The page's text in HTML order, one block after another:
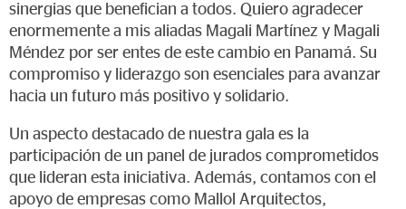
sinergias que benefician a todos. Quiero agradecer
enormemente a mis aliadas Magali Martínez y Magali
Méndez por ser entes de este cambio en Panamá. Su
compromiso y liderazgo son esenciales para avanzar
hacia un futuro más positivo y solidario.
Un aspecto destacado de nuestra gala es la
participación de un panel de jurados comprometidos
que lideran esta iniciativa. Además, contamos con el
apoyo de empresas como Mallol Arquitectos,